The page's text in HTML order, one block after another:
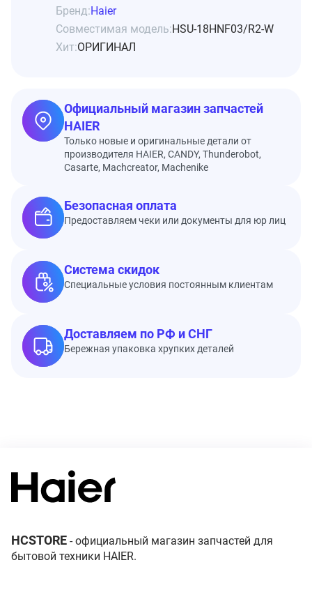
Бренд:Haier
Совместимая модель:HSU-18HNF03/R2-W
Хит:ОРИГИНАЛ
Официальный магазин запчастей
HAIER
Только новые и оригинальные детали от
производителя HAIER, CANDY, Thunderobot,
Casarte, Machcreator, Machenike
Безопасная оплата
Предоставляем чеки или документы для юр лиц
Система скидок
Специальные условия постоянным клиентам
Доставляем по РФ и СНГ
Бережная упаковка хрупких деталей
HCSTORE - официальный магазин запчастей для
бытовой техники HAIER.